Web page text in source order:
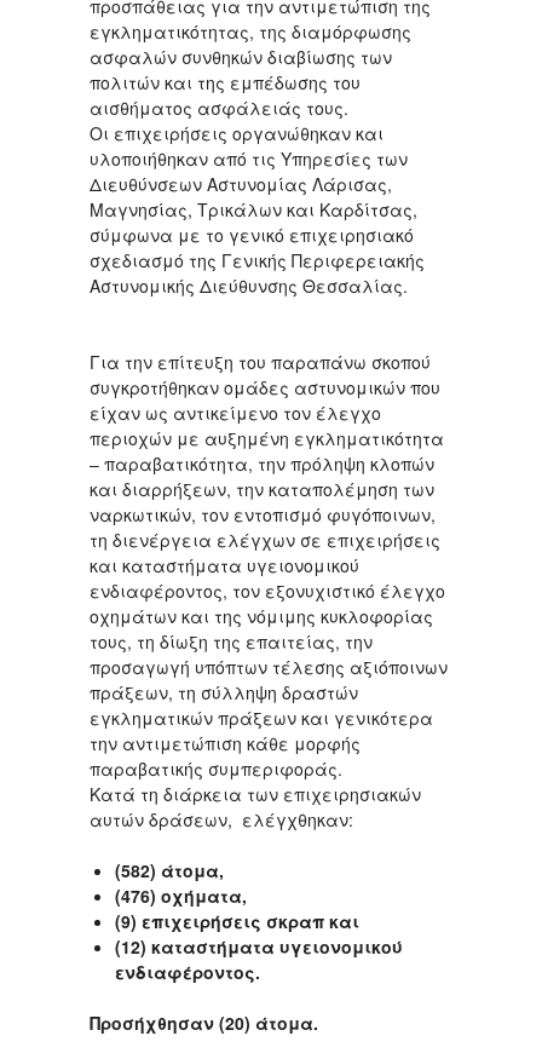
προσπάθειας για την αντιμετώπιση της
εγκληματικότητας, της διαμόρφωσης
ασφαλών συνθηκών διαβίωσης των
πολιτών και της εμπέδωσης του
αισθήματος ασφάλειάς τους.
Οι επιχειρήσεις οργανώθηκαν και
υλοποιήθηκαν από τις Υπηρεσίες των
Διευθύνσεων Αστυνομίας Λάρισας,
Μαγνησίας, Τρικάλων και Καρδίτσας,
σύμφωνα με το γενικό επιχειρησιακό
σχεδιασμό της Γενικής Περιφερειακής
Αστυνομικής Διεύθυνσης Θεσσαλίας.
Για την επίτευξη του παραπάνω σκοπού
συγκροτήθηκαν ομάδες αστυνομικών που
είχαν ως αντικείμενο τον έλεγχο
περιοχών με αυξημένη εγκληματικότητα
– παραβατικότητα, την πρόληψη κλοπών
και διαρρήξεων, την καταπολέμηση των
ναρκωτικών, τον εντοπισμό φυγόποινων,
τη διενέργεια ελέγχων σε επιχειρήσεις
και καταστήματα υγειονομικού
ενδιαφέροντος, τον εξονυχιστικό έλεγχο
οχημάτων και της νόμιμης κυκλοφορίας
τους, τη δίωξη της επαιτείας, την
προσαγωγή υπόπτων τέλεσης αξιόποινων
πράξεων, τη σύλληψη δραστών
εγκληματικών πράξεων και γενικότερα
την αντιμετώπιση κάθε μορφής
παραβατικής συμπεριφοράς.
Κατά τη διάρκεια των επιχειρησιακών
αυτών δράσεων, ελέγχθηκαν:
(582) άτομα,
(476) οχήματα,
(9) επιχειρήσεις σκραπ και
(12) καταστήματα υγειονομικού
ενδιαφέροντος.
Προσήχθησαν (20) άτομα.